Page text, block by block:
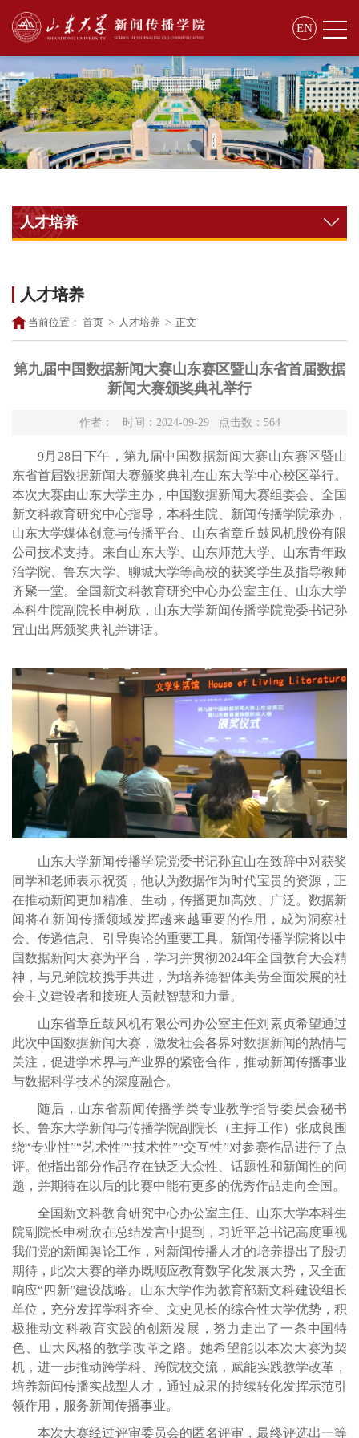
EN
人才培养
人才培养
当前位置： 首页 > 人才培养 > 正文
第九届中国数据新闻大赛山东赛区暨山东省首届数据
新闻大赛颁奖典礼举行
作者： 时间：2024-09-29 点击数： 564
9月28日下午，第九届中国数据新闻大赛山东赛区暨山
东省首届数据新闻大赛颁奖典礼在山东大学中心校区举行。
本次大赛由山东大学主办，中国数据新闻大赛组委会、全国
新文科教育研究中心指导，本科生院、新闻传播学院承办，
山东大学媒体创意与传播平台、山东省章丘鼓风机股份有限
公司技术支持。来自山东大学、山东师范大学、山东青年政
治学院、鲁东大学、聊城大学等高校的获奖学生及指导教师
齐聚一堂。全国 新文科教育研究中心办公室主任、山东大学
本科生院副院长申树欣，山东大学新闻传播学院党委书记孙
宜山出席颁奖典礼并讲话。
山东大学新闻传播学院党委书记孙宜山在致辞中对获奖
同学和老师表示祝贺，他认为数据作为时代宝贵的资源，正
在推动新闻更加精准、生动，传播更加高效、广泛。数据新
闻将在新闻传播领域发挥越来越重要的作用，成为洞察社
会、传递信息、引导舆论的重要工具。新闻传播学院将以中
国数据新闻大赛为平台，学习并贯彻2024年全国教育大会精
神，与兄弟院校携手共进，为培养德智体美劳全面发展的社
会主义建设者和接班人贡献智慧和力量。
山东省章丘鼓风机有限公司办公室主任刘素贞希望通过
此次中国数据新闻大赛，激发社会各界对数据新闻的热情与
关注，促进学术界与产业界的紧密合作，推动新闻传播事业
与数据科学技术的深度融合。
随后，山东省新闻传播学类专业教学指导委员会秘书
长、鲁东大学新闻与传播学院副院长（主持工作）张成良围
绕“专业性”“艺术性”“技术性”“交互性”对参赛作品进行了点
评。他指出部分作品存在缺乏大众性、话题性和新闻性的问
题，并期待在以后的比赛中能有更多的优秀作品走向全国。
全国新文科教育研究中心办公室主任、山东大学本科生
院副院长申树欣在总结发言中提到，习近平总书记高度重视
我们党的新闻舆论工作，对新闻传播人才的培养提出了殷切
期待，此次大赛的举办既顺应教育数字化发展大势，又全面
响应“四新”建设战略。山东大学作为教育部新文科建设组长
单位，充分发挥学科齐全、文史见长的综合性大学优势，积
极推动文科教育实践的创新发展，努力走出了一条中国特
色、山大风格的教学改革之路。她希望能以本次大赛为契
机，进一步推动跨学科、跨院校交流，赋能实践教学改革，
培养新闻传播实战型人才，通过成果的持续转化发挥示范引
领作用，服务新闻传播事业。
本次大赛经过评审委员会的匿名评审，最终评选出一等